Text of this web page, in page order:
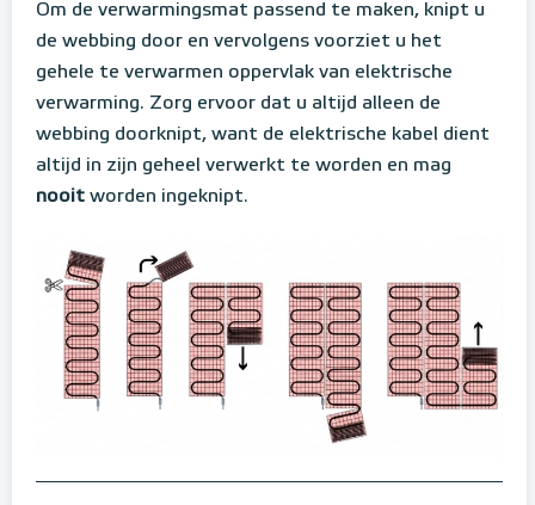
Om de verwarmingsmat passend te maken, knipt u
de webbing door en vervolgens voorziet u het
gehele te verwarmen oppervlak van elektrische
verwarming. Zorg ervoor dat u altijd alleen de
webbing doorknipt, want de elektrische kabel dient
altijd in zijn geheel verwerkt te worden en mag
nooit worden ingeknipt.